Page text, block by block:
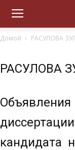
Домой РАСУЛОВА
РАСУЛОВА
кандидата